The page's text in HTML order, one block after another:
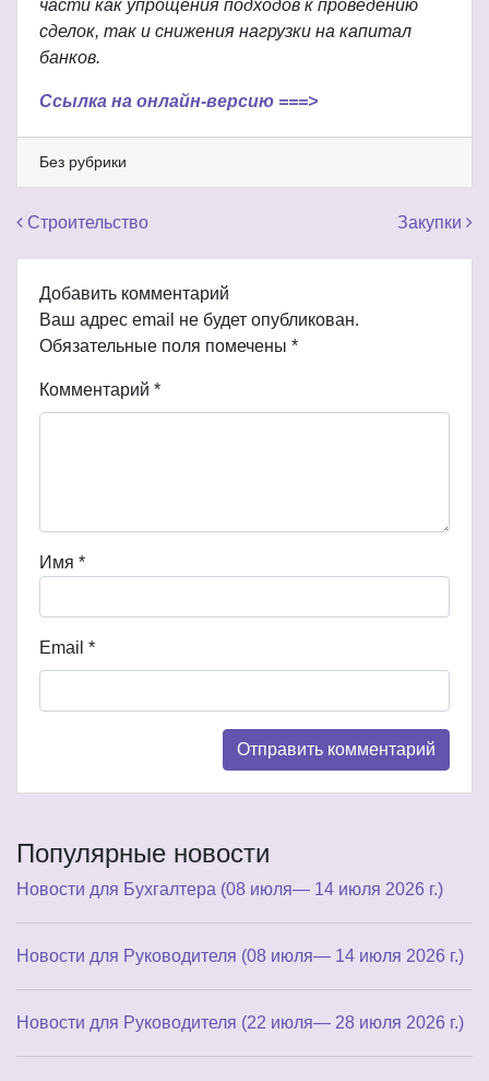
части как упрощения подходов к проведению
сделок, так и снижения нагрузки на капитал
банков.
Ссылка на онлайн-версию ===>
Без рубрики
Навигация по записям
Строительство Закупки
Добавить комментарий
Ваш адрес email не будет опубликован.
Обязательные поля помечены *
Комментарий *
Имя *
Email *
Популярные новости
Новости для Бухгалтера (08 июля— 14 июля 2026 г.)
Новости для Руководителя (08 июля— 14 июля 2026 г.)
Новости для Руководителя (22 июля— 28 июля 2026 г.)